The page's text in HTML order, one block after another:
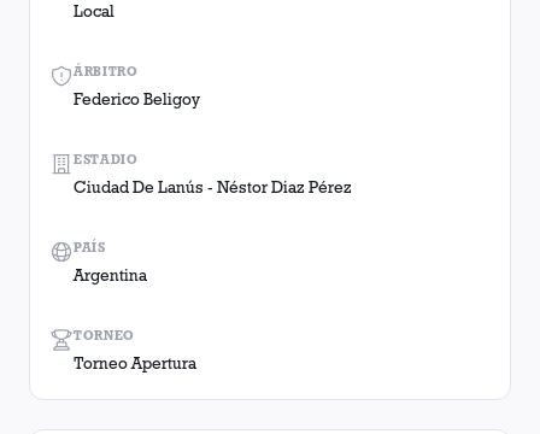
ÁRBITRO
Federico Beligoy
TORNEO
Torneo Apertura
Local
ESTADIO
Ciudad De Lanús - Néstor Diaz Pérez
PAÍS
Argentina